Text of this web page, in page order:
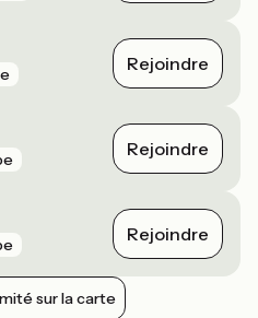
Rejoindre
Rejoindre
Rejoindre
sur la carte